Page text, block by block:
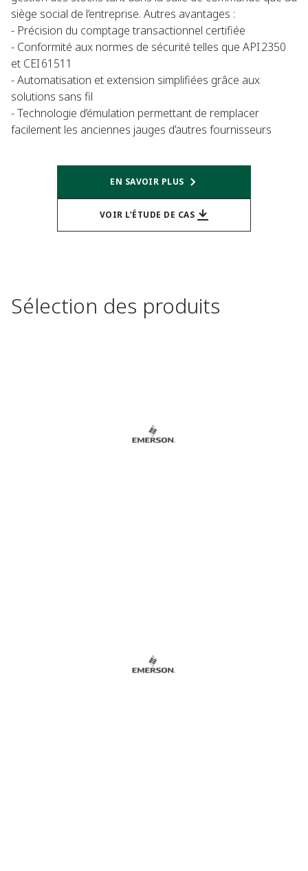
siège social de l’entreprise. Autres avantages :
- Précision du comptage transactionnel certifiée
- Conformité aux normes de sécurité telles que API 2350
et CEI 61511
- Automatisation et extension simplifiées grâce aux
solutions sans fil
- Technologie d’émulation permettant de remplacer
facilement les anciennes jauges d’autres fournisseurs
EN SAVOIR PLUS
VOIR L’ÉTUDE DE CAS
Sélection des produits